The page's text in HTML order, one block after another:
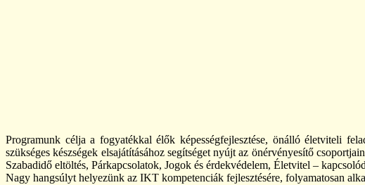
Programunk célja a fogyatékkal élők képességfejlesztése, önálló életviteli
szükséges készségek elsajátításához segítséget nyújt az önérvényesítő
Szabadidő eltöltés, Párkapcsolatok, Jogok és érdekvédelem, Életvitel –
Nagy hangsúlyt helyezünk az IKT kompetenciák fejlesztésére, folyamatosan